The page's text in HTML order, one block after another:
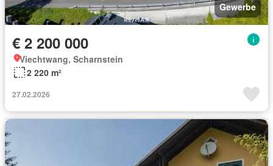
Gewerbe
€ 2 200 000
Viechtwang, Scharnstein
2 220 m²
27.02.2026